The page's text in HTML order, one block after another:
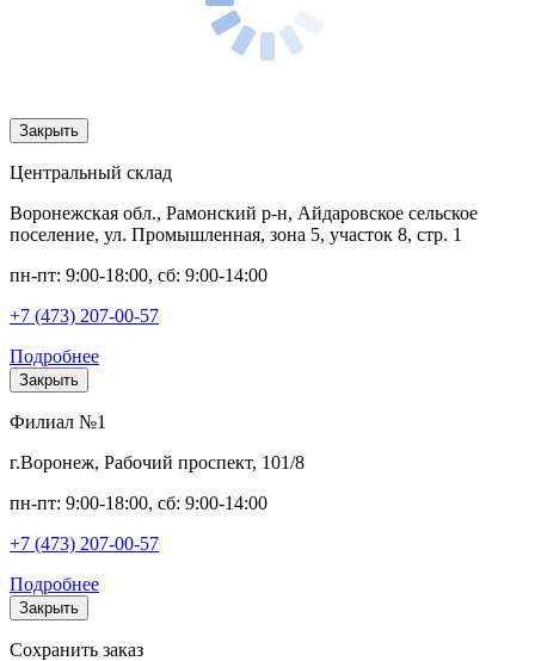
Закрыть
Центральный склад
Воронежская обл., Рамонский р-н, Айдаровское сельское
поселение, ул. Промышленная, зона 5, участок 8, стр. 1
пн-пт: 9:00-18:00, сб: 9:00-14:00
+7 (473) 207-00-57
Подробнее
Закрыть
Филиал №1
г.Воронеж, Рабочий проспект, 101/8
пн-пт: 9:00-18:00, сб: 9:00-14:00
+7 (473) 207-00-57
Подробнее
Закрыть
Сохранить заказ